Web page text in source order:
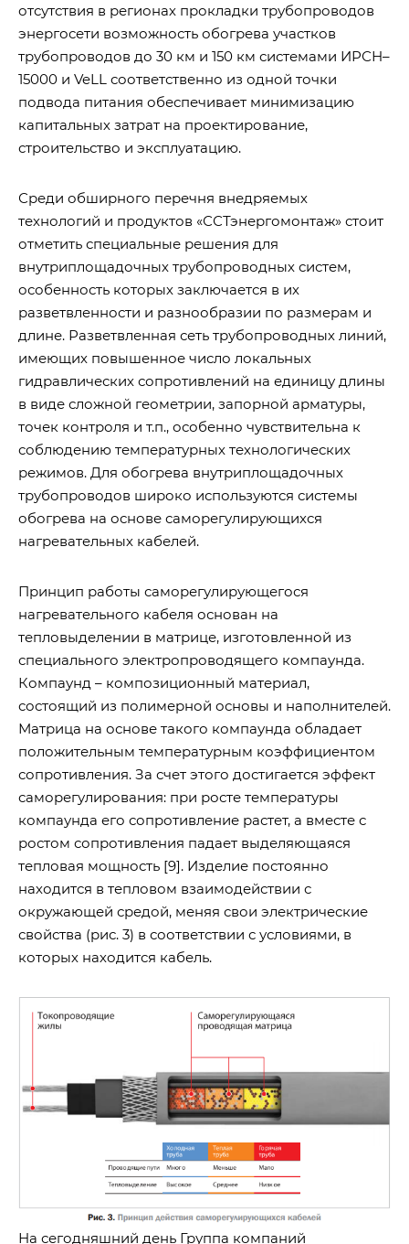
отсутствия в регионах прокладки трубопроводов
энергосети возможность обогрева участков
трубопроводов до 30 км и 150 км системами ИРСН–
15000 и VeLL соответственно из одной точки
подвода питания обеспечивает минимизацию
капитальных затрат на проектирование,
строительство и эксплуатацию.
Среди обширного перечня внедряемых
технологий и продуктов «ССТэнергомонтаж» стоит
отметить специальные решения для
внутриплощадочных трубопроводных систем,
особенность которых заключается в их
разветвленности и разнообразии по размерам и
длине. Разветвленная сеть трубопроводных линий,
имеющих повышенное число локальных
гидравлических сопротивлений на единицу длины
в виде сложной геометрии, запорной арматуры,
точек контроля и т.п., особенно чувствительна к
соблюдению температурных технологических
режимов. Для обогрева внутриплощадочных
трубопроводов широко используются системы
обогрева на основе саморегулирующихся
нагревательных кабелей.
Принцип работы саморегулирующегося
нагревательного кабеля основан на
тепловыделении в матрице, изготовленной из
специального электропроводящего компаунда.
Компаунд – композиционный материал,
состоящий из полимерной основы и наполнителей.
Матрица на основе такого компаунда обладает
положительным температурным коэффициентом
сопротивления. За счет этого достигается эффект
саморегулирования: при росте температуры
компаунда его сопротивление растет, а вместе с
ростом сопротивления падает выделяющаяся
тепловая мощность [9]. Изделие постоянно
находится в тепловом взаимодействии с
окружающей средой, меняя свои электрические
свойства (рис. 3) в соответствии с условиями, в
которых находится кабель.
На сегодняшний день Группа компаний